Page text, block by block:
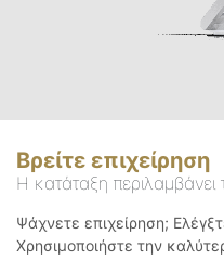
Βρείτε επιχείρηση
Η κατάταξη
Ψάχνετε επιχείρηση;
Χρησιμοποιήστε την